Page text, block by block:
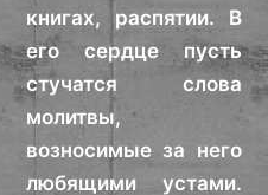
книгах, распятии. В
его сердце пусть
стучатся слова
молитвы,
возносимые за него
любящими устами.